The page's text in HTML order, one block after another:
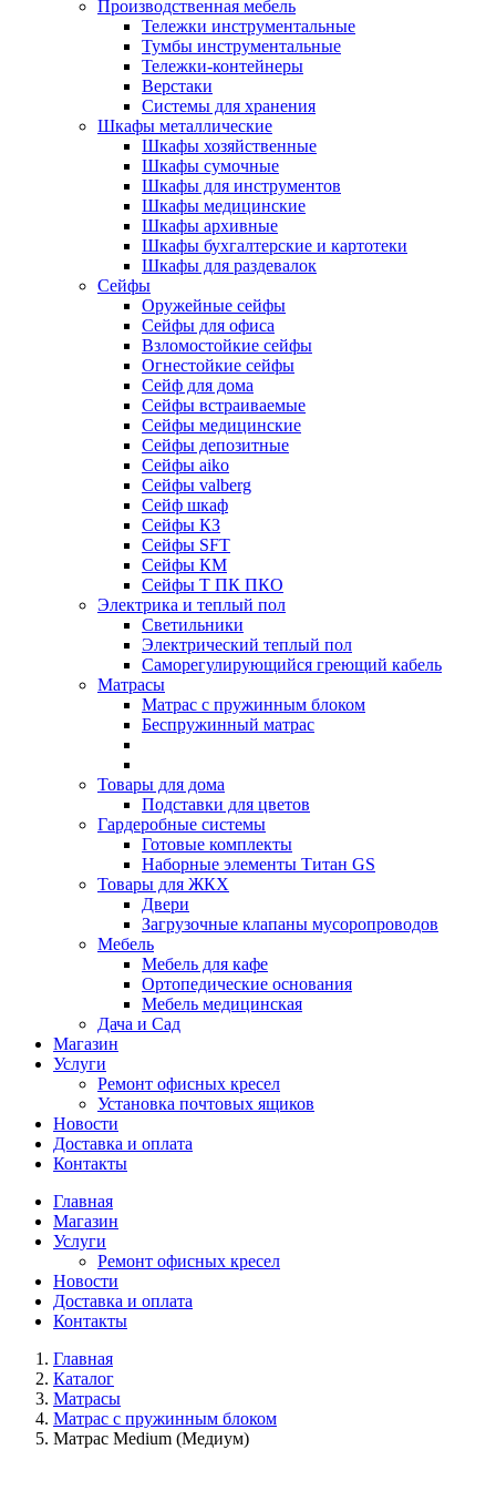
Производственная мебель
Тележки инструментальные
Тумбы инструментальные
Тележки-контейнеры
Верстаки
Системы для хранения
Шкафы металлические
Шкафы хозяйственные
Шкафы сумочные
Шкафы для инструментов
Шкафы медицинские
Шкафы архивные
Шкафы бухгалтерские и картотеки
Шкафы для раздевалок
Сейфы
Оружейные сейфы
Сейфы для офиса
Взломостойкие сейфы
Огнестойкие сейфы
Cейф для дома
Сейфы встраиваемые
Сейфы медицинские
Сейфы депозитные
Сейфы aiko
Сейфы valberg
Сейф шкаф
Сейфы КЗ
Сейфы SFT
Сейфы КМ
Сейфы Т ПК ПКО
Электрика и теплый пол
Светильники
Электрический теплый пол
Саморегулирующийся греющий кабель
Матрасы
Матрас с пружинным блоком
Беспружинный матрас
Товары для дома
Подставки для цветов
Гардеробные системы
Готовые комплекты
Наборные элементы Титан GS
Товары для ЖКХ
Двери
Загрузочные клапаны мусоропроводов
Мебель
Мебель для кафе
Ортопедические основания
Мебель медицинская
Дача и Сад
Магазин
Услуги
Ремонт офисных кресел
Установка почтовых ящиков
Новости
Доставка и оплата
Контакты
Главная
Магазин
Услуги
Ремонт офисных кресел
Новости
Доставка и оплата
Контакты
Главная
Каталог
Матрасы
Матрас с пружинным блоком
Матрас Medium (Медиум)